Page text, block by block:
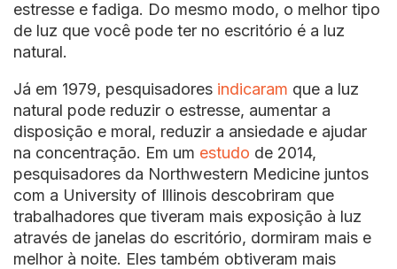
estresse e fadiga. Do mesmo modo, o melhor tipo
de luz que você pode ter no escritório é a luz
natural.
Já em 1979, pesquisadores indicaram que a luz
natural pode reduzir o estresse, aumentar a
disposição e moral, reduzir a ansiedade e ajudar
na concentração. Em um estudo de 2014,
pesquisadores da Northwestern Medicine juntos
com a University of Illinois descobriram que
trabalhadores que tiveram mais exposição à luz
através de janelas do escritório, dormiram mais e
melhor à noite. Eles também obtiveram mais